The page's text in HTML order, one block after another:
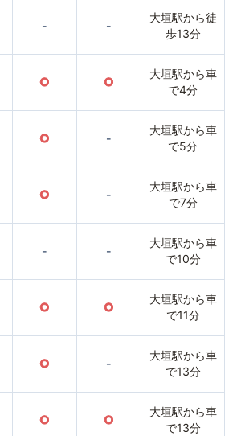
- -
大垣駅から徒
歩13分
○ ○
大垣駅から車
で4分
○ -
大垣駅から車
で5分
○ -
大垣駅から車
で7分
- -
大垣駅から車
で10分
○ ○
大垣駅から車
で11分
○ -
大垣駅から車
で13分
○ ○
大垣駅から車
で13分